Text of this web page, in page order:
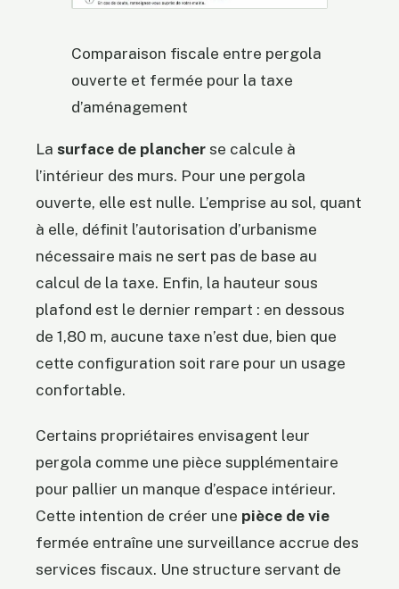
Comparaison fiscale entre pergola
ouverte et fermée pour la taxe
d’aménagement
La surface de plancher se calcule à
l’intérieur des murs. Pour une pergola
ouverte, elle est nulle. L’emprise au sol, quant
à elle, définit l’autorisation d’urbanisme
nécessaire mais ne sert pas de base au
calcul de la taxe. Enfin, la hauteur sous
plafond est le dernier rempart : en dessous
de 1,80 m, aucune taxe n’est due, bien que
cette configuration soit rare pour un usage
confortable.
Certains propriétaires envisagent leur
pergola comme une pièce supplémentaire
pour pallier un manque d’espace intérieur.
Cette intention de créer une pièce de vie
fermée entraîne une surveillance accrue des
services fiscaux. Une structure servant de